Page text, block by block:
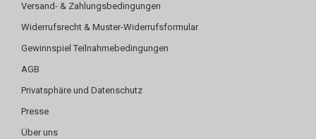
Versand- & Zahlungsbedingungen
Widerrufsrecht & Muster-Widerrufsformular
Gewinnspiel Teilnahmebedingungen
AGB
Privatsphäre und Datenschutz
Presse
Über uns